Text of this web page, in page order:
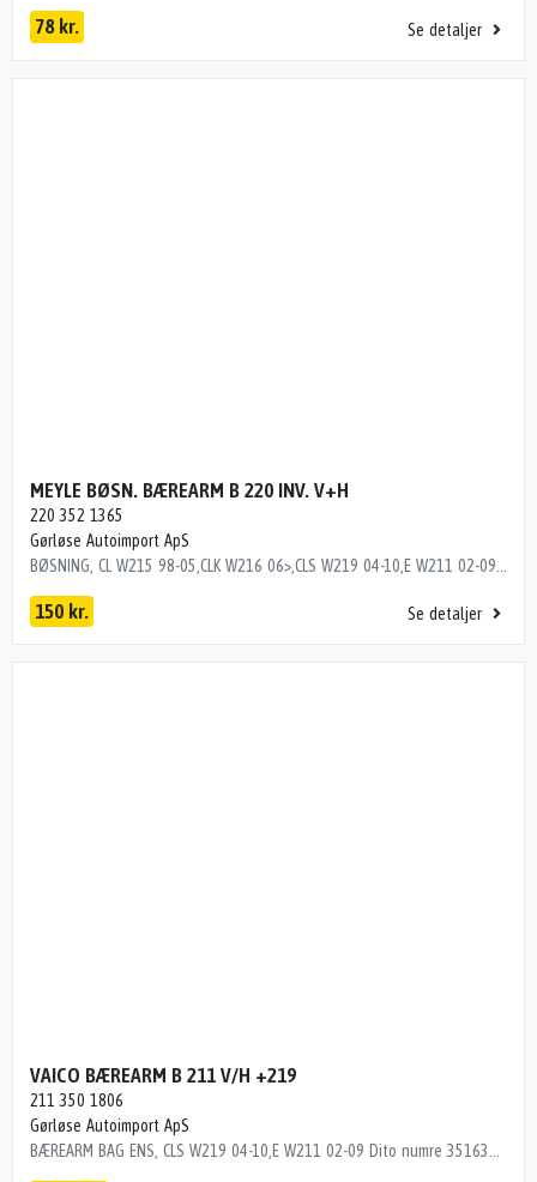
78 kr. Se detaljer
MEYLE BØSN. BÆREARM B 220 INV. V+H
220 352 1365
Gørløse Autoimport ApS
150 kr. Se detaljer
VAICO BÆREARM B 211 V/H +219
211 350 1806
Gørløse Autoimport ApS